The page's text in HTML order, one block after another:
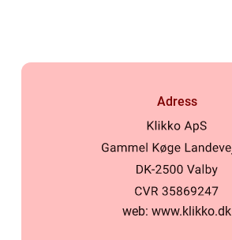
Adress
web: www.klikko.dk